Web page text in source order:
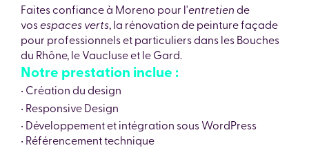
Faites confiance à Moreno pour l'entretiende
vosespaces verts, la rénovation de peinture façade
pour professionnels et particuliers dans les Bouches
du Rhône, le Vaucluse et le Gard.
Notre prestation inclue :
• Création du design
• Responsive Design
• Développement et intégration sous WordPress
• Référencement technique